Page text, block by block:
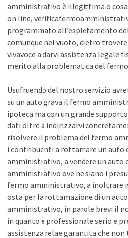
amministrativo è illegittima o
on line,
programmato all’espletamento
comunque nel vuoto, dietro
vivavoce a darvi assistenza legale
merito alla problematica del
Usufruendo del nostro servizio
su un auto grava il fermo
ipoteca ma con un grande
dati oltre a indirizzarvi
risolvere il problema del fermo
i contribuenti a rottamare un auto
amministrativo, a vendere un auto
amministrativo ove ne siano i
fermo amministrativo, a inoltrare
osta per la rottamazione di un
amministrativo, in parole brevi il
in quanto è professionale serio e
assistenza relae garantita che non